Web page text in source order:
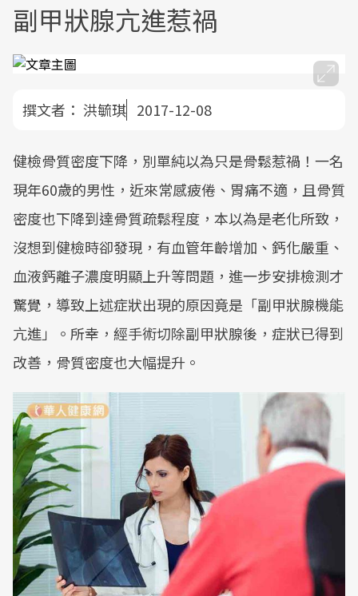
副甲狀腺亢進惹禍
撰文者： 洪毓琪 2017-12-08
健檢骨質密度下降，別單純以為只是骨鬆惹禍！一名
現年60歲的男性，近來常感疲倦、胃痛不適，且骨質
密度也下降到達骨質疏鬆程度，本以為是老化所致，
沒想到健檢時卻發現，有血管年齡增加、鈣化嚴重、
血液鈣離子濃度明顯上升等問題，進一步安排檢測才
驚覺，導致上述症狀出現的原因竟是「副甲狀腺機能
亢進」。所幸，經手術切除副甲狀腺後，症狀已得到
改善，骨質密度也大幅提升。